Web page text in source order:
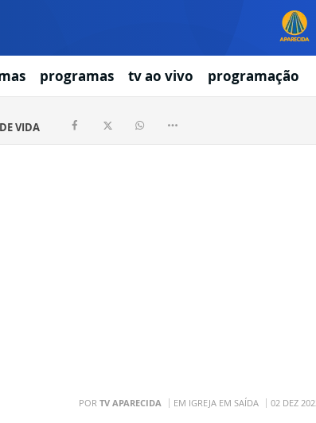
programas tv ao vivo programação
VIDA
POR TV APARECIDA EM IGREJA EM SAÍDA 02 DEZ